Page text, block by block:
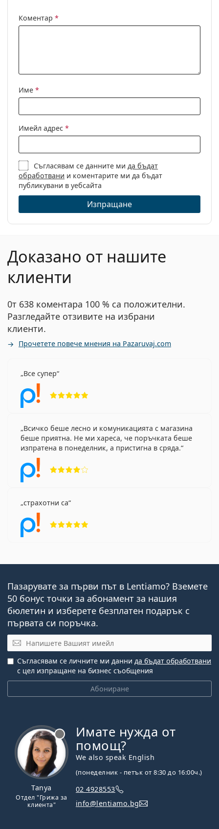
Марка:
Versace
Коментар *
Име *
Имейл адрес *
Съгласявам се данните ми да бъдат
обработвани и коментарите ми да бъдат
публикувани в уебсайта
Изпращане
Доказано от нашите
клиенти
0т 638 коментара 100 % са положителни.
Разгледайте отзивите на избрани
клиенти.
Прочетете повече мнения на Pazaruvaj.com
Все супер
Всичко беше лесно и комуникацията с магазина
беше приятна. Не ми хареса, че поръчката беше
изпратена в понеделник, а пристигна в сряда.
страхотни са
Пазарувате за първи път в Lentiamo? Вземете
50 бонус точки за абонамент за нашия
бюлетин и изберете безплатен подарък с
първата си поръчка.
Имейл
Абониране
Съгласявам се личните ми данни да бъдат обработвани
с цел изпращане на бизнес съобщения
Tanya
Отдел "Грижа за
клиента"
Имате нужда от
помощ?
We also speak English
(понеделник - петък от 8:30 до 16:00ч.)
02 4928553
info@lentiamo.bg